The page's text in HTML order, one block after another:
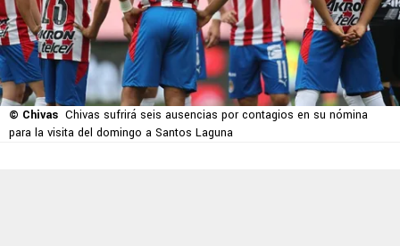
© Chivas Chivas sufrirá seis ausencias por contagios en su nómina
para la visita del domingo a Santos Laguna